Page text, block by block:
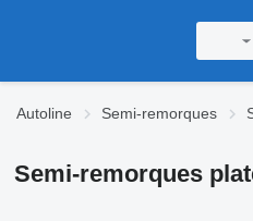
Autoline Semi-remorques
Semi-remorques